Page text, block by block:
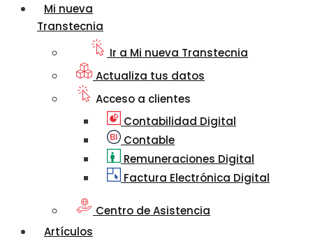
Mi nueva
Transtecnia
Ir a Mi nueva Transtecnia
Actualiza tus datos
Acceso a clientes
Contabilidad Digital
Contable
Remuneraciones Digital
Factura Electrónica Digital
Centro de Asistencia
Artículos